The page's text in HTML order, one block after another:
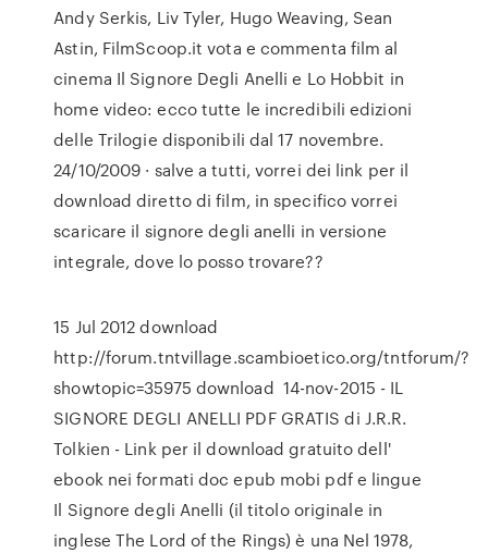
Andy Serkis, Liv Tyler, Hugo Weaving, Sean
Astin, FilmScoop.it vota e commenta film al
cinema Il Signore Degli Anelli e Lo Hobbit in
home video: ecco tutte le incredibili edizioni
delle Trilogie disponibili dal 17 novembre.
24/10/2009 · salve a tutti, vorrei dei link per il
download diretto di film, in specifico vorrei
scaricare il signore degli anelli in versione
integrale, dove lo posso trovare??
15 Jul 2012 download
http://forum.tntvillage.scambioetico.org/tntforum/?
showtopic=35975 download 14-nov-2015 - IL
SIGNORE DEGLI ANELLI PDF GRATIS di J.R.R.
Tolkien - Link per il download gratuito dell'
ebook nei formati doc epub mobi pdf e lingue
Il Signore degli Anelli (il titolo originale in
inglese The Lord of the Rings) è una Nel 1978,